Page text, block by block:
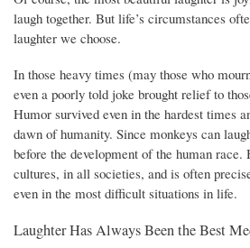
laugh together. But life’s circumstances
laughter we choose.
In those heavy times (may those who
even a poorly told joke brought relief to
Humor survived even in the hardest times
dawn of humanity. Since monkeys can
before the development of the human
cultures, in all societies, and is often
even in the most difficult situations in life.
Laughter Has Always Been the Best